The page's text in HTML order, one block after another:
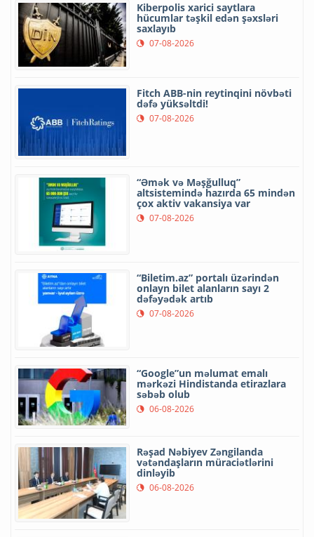
Kiberpolis xarici saytlara
hücumlar təşkil edən şəxsləri
saxlayıb
07-08-2026
Fitch ABB-nin reytinqini növbəti
dəfə yüksəltdi!
07-08-2026
“Əmək və Məşğulluq”
altsistemində hazırda 65 mindən
çox aktiv vakansiya var
07-08-2026
“Biletim.az” portalı üzərindən
onlayn bilet alanların sayı 2
dəfəyədək artıb
07-08-2026
“Google”un məlumat emalı
mərkəzi Hindistanda etirazlara
səbəb olub
06-08-2026
Rəşad Nəbiyev Zəngilanda
vətəndaşların müraciətlərini
dinləyib
06-08-2026